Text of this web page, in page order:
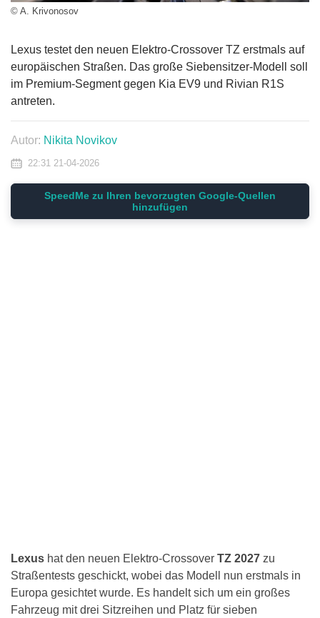
© A. Krivonosov
Lexus testet den neuen Elektro-Crossover TZ erstmals auf
europäischen Straßen. Das große Siebensitzer-Modell soll
im Premium-Segment gegen Kia EV9 und Rivian R1S
antreten.
Autor: Nikita Novikov
22:31 21-04-2026
SpeedMe zu Ihren bevorzugten Google-Quellen
hinzufügen
Lexus hat den neuen Elektro-Crossover TZ 2027 zu
Straßentests geschickt, wobei das Modell nun erstmals in
Europa gesichtet wurde. Es handelt sich um ein großes
Fahrzeug mit drei Sitzreihen und Platz für sieben